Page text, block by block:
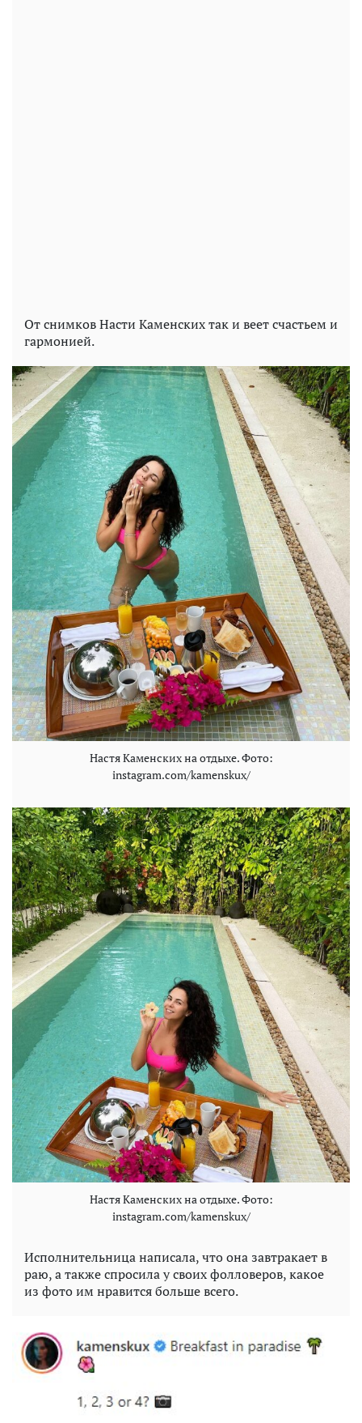
От снимков Насти Каменских так и веет счастьем и
гармонией.
Настя Каменских на отдыхе. Фото:
instagram.com/kamenskux/
Настя Каменских на отдыхе. Фото:
instagram.com/kamenskux/
Исполнительница написала, что она завтракает в
раю, а также спросила у своих фолловеров, какое
из фото им нравится больше всего.